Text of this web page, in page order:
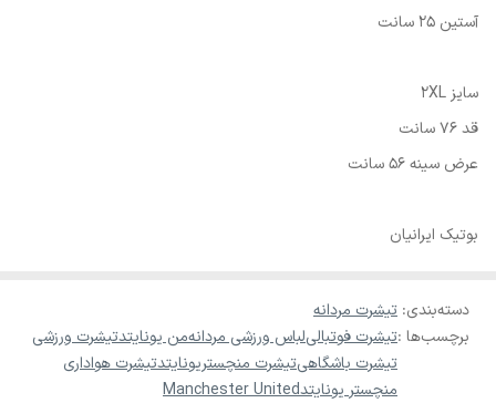
آستین 25 سانت
سایز 2XL
قد 76 سانت
عرض سینه 56 سانت
بوتیک ایرانیان
دسته‌بندی: تیشرت مردانه
برچسب‌ها :تیشرت فوتبالیلباس ورزشی مردانهمن یونایتدتیشرت ورزشی
تیشرت باشگاهیتیشرت منچستریونایتدتیشرت هواداری
منچستر یونایتدManchester United